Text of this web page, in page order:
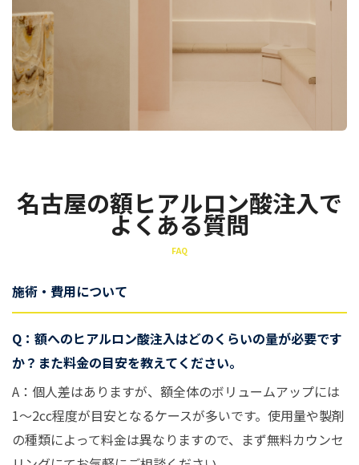
名古屋の額ヒアルロン酸注入で
よくある質問
FAQ
施術・費用について
Q：額へのヒアルロン酸注入はどのくらいの量が必要です
か？また料金の目安を教えてください。
A：個人差はありますが、額全体のボリュームアップには
1〜2cc程度が目安となるケースが多いです。使用量や製剤
の種類によって料金は異なりますので、まず無料カウンセ